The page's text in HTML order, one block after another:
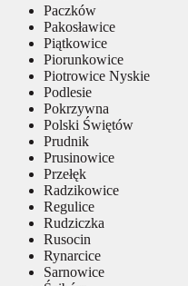
Paczków
Pakosławice
Piątkowice
Piorunkowice
Piotrowice Nyskie
Podlesie
Pokrzywna
Polski Świętów
Prudnik
Prusinowice
Przełęk
Radzikowice
Regulice
Rudziczka
Rusocin
Rynarcice
Sarnowice